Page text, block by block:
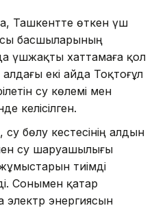
Ташкентте өткен үш
басшыларының
үшжақты хаттамаға қол
екі айда Тоқтоғұл
су көлемі мен
келісілген.
бөлу кестесінің алдын
су шаруашылығы
тиімді
Сонымен қатар
электр энергиясын